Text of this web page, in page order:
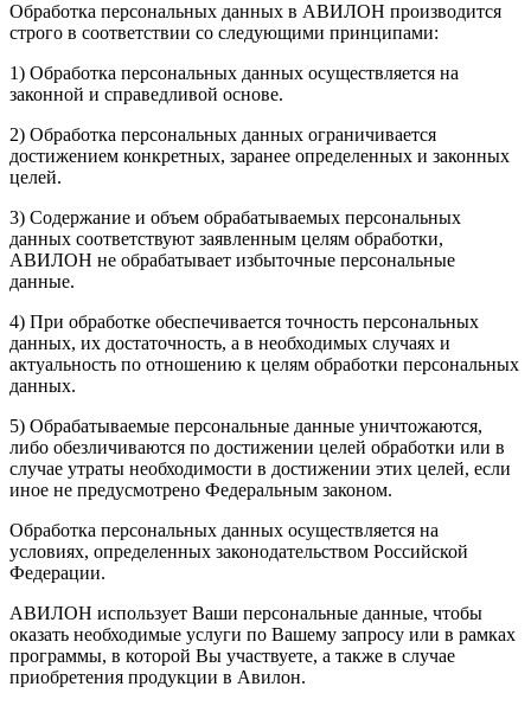
Обработка персональных данных в АВИЛОН производится
строго в соответствии со следующими принципами:
1) Обработка персональных данных осуществляется на
законной и справедливой основе.
2) Обработка персональных данных ограничивается
достижением конкретных, заранее определенных и законных
целей.
3) Содержание и объем обрабатываемых персональных
данных соответствуют заявленным целям обработки,
АВИЛОН не обрабатывает избыточные персональные
данные.
4) При обработке обеспечивается точность персональных
данных, их достаточность, а в необходимых случаях и
актуальность по отношению к целям обработки персональных
данных.
5) Обрабатываемые персональные данные уничтожаются,
либо обезличиваются по достижении целей обработки или в
случае утраты необходимости в достижении этих целей, если
иное не предусмотрено Федеральным законом.
Обработка персональных данных осуществляется на
условиях, определенных законодательством Российской
Федерации.
АВИЛОН использует Ваши персональные данные, чтобы
оказать необходимые услуги по Вашему запросу или в рамках
программы, в которой Вы участвуете, а также в случае
приобретения продукции в Авилон.